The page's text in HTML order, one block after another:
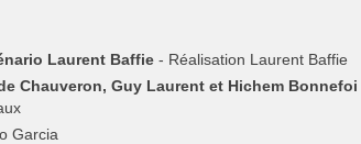
Laurent Baffie - Réalisation Laurent Baffie
Chauveron, Guy Laurent et Hichem Bonnefoi
Garcia